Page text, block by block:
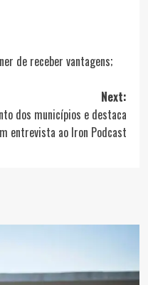
de receber vantagens;
Next:
dos municípios e destaca
entrevista ao Iron Podcast